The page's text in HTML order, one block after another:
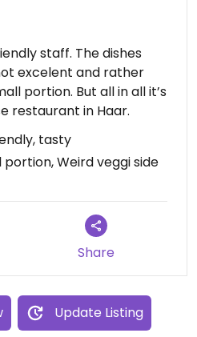
staff. The dishes
excelent and rather
portion. But all in all it’s
restaurant in Haar.
tasty
portion, Weird veggi side
Share
Update Listing